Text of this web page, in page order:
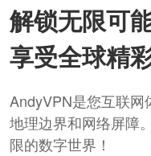
解锁无限可
享受全球精
AndyVPN是您互联
地理边界和网络屏障
限的数字世界！